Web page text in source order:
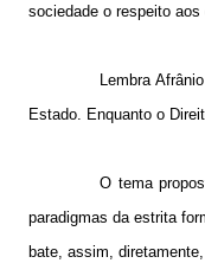
sociedade o respeito
Lembra
Estado. Enquanto o
O tema
paradigmas da estrita
bate, assim,